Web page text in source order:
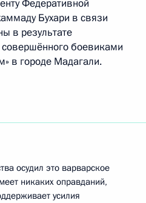
Федеративной
Бухари в связи
в результате
совершённого боевиками
в городе Мадагали.
осудил это варварское
никаких оправданий,
усилия